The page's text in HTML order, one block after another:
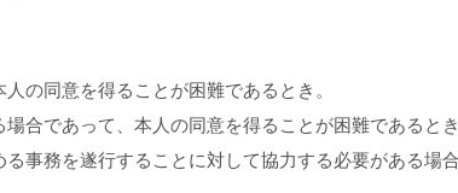
の同意を得ることが困難であるとき。
合であって、本人の同意を得ることが困難であるとき
事務を遂行することに対して協力する必要がある場